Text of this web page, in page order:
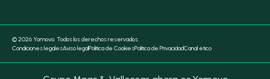
Condiciones legalesAviso legalPolítica de CookiesPolítica de PrivacidadCanal ético
© 2026 Yomovo. Todos los derechos reservados.